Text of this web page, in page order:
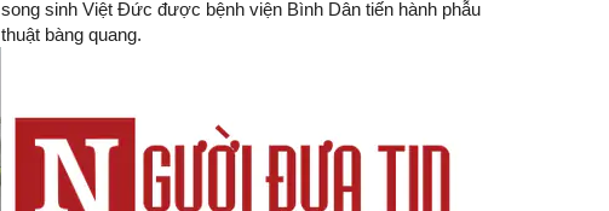
song sinh Việt Đức được bệnh viện Bình Dân tiến hành phẫu
thuật bàng quang.